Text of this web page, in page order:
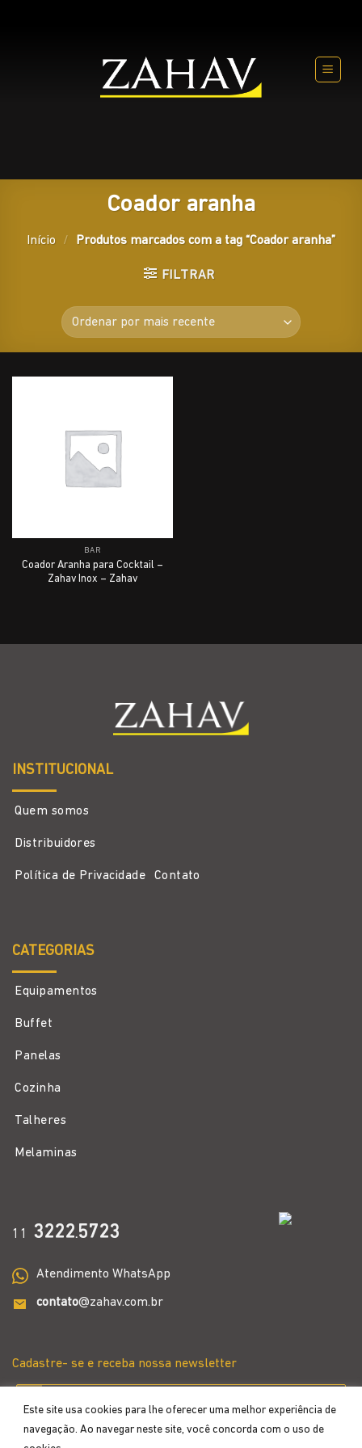
Este site usa cookies para lhe oferecer uma melhor experiência de
navegação. Ao navegar neste site, você concorda com o uso de
Coador aranha
Início / Produtos marcados com a tag “Coador aranha”
FILTRAR
BAR
Coador Aranha para Cocktail –
Zahav Inox – Zahav
INSTITUCIONAL
Quem somos
Distribuidores
Política de Privacidade Contato
CATEGORIAS
Equipamentos
Buffet
Panelas
Cozinha
Talheres
Melaminas
11 3222.5723
Atendimento WhatsApp
contato@zahav.com.br
Cadastre- se e receba nossa newsletter